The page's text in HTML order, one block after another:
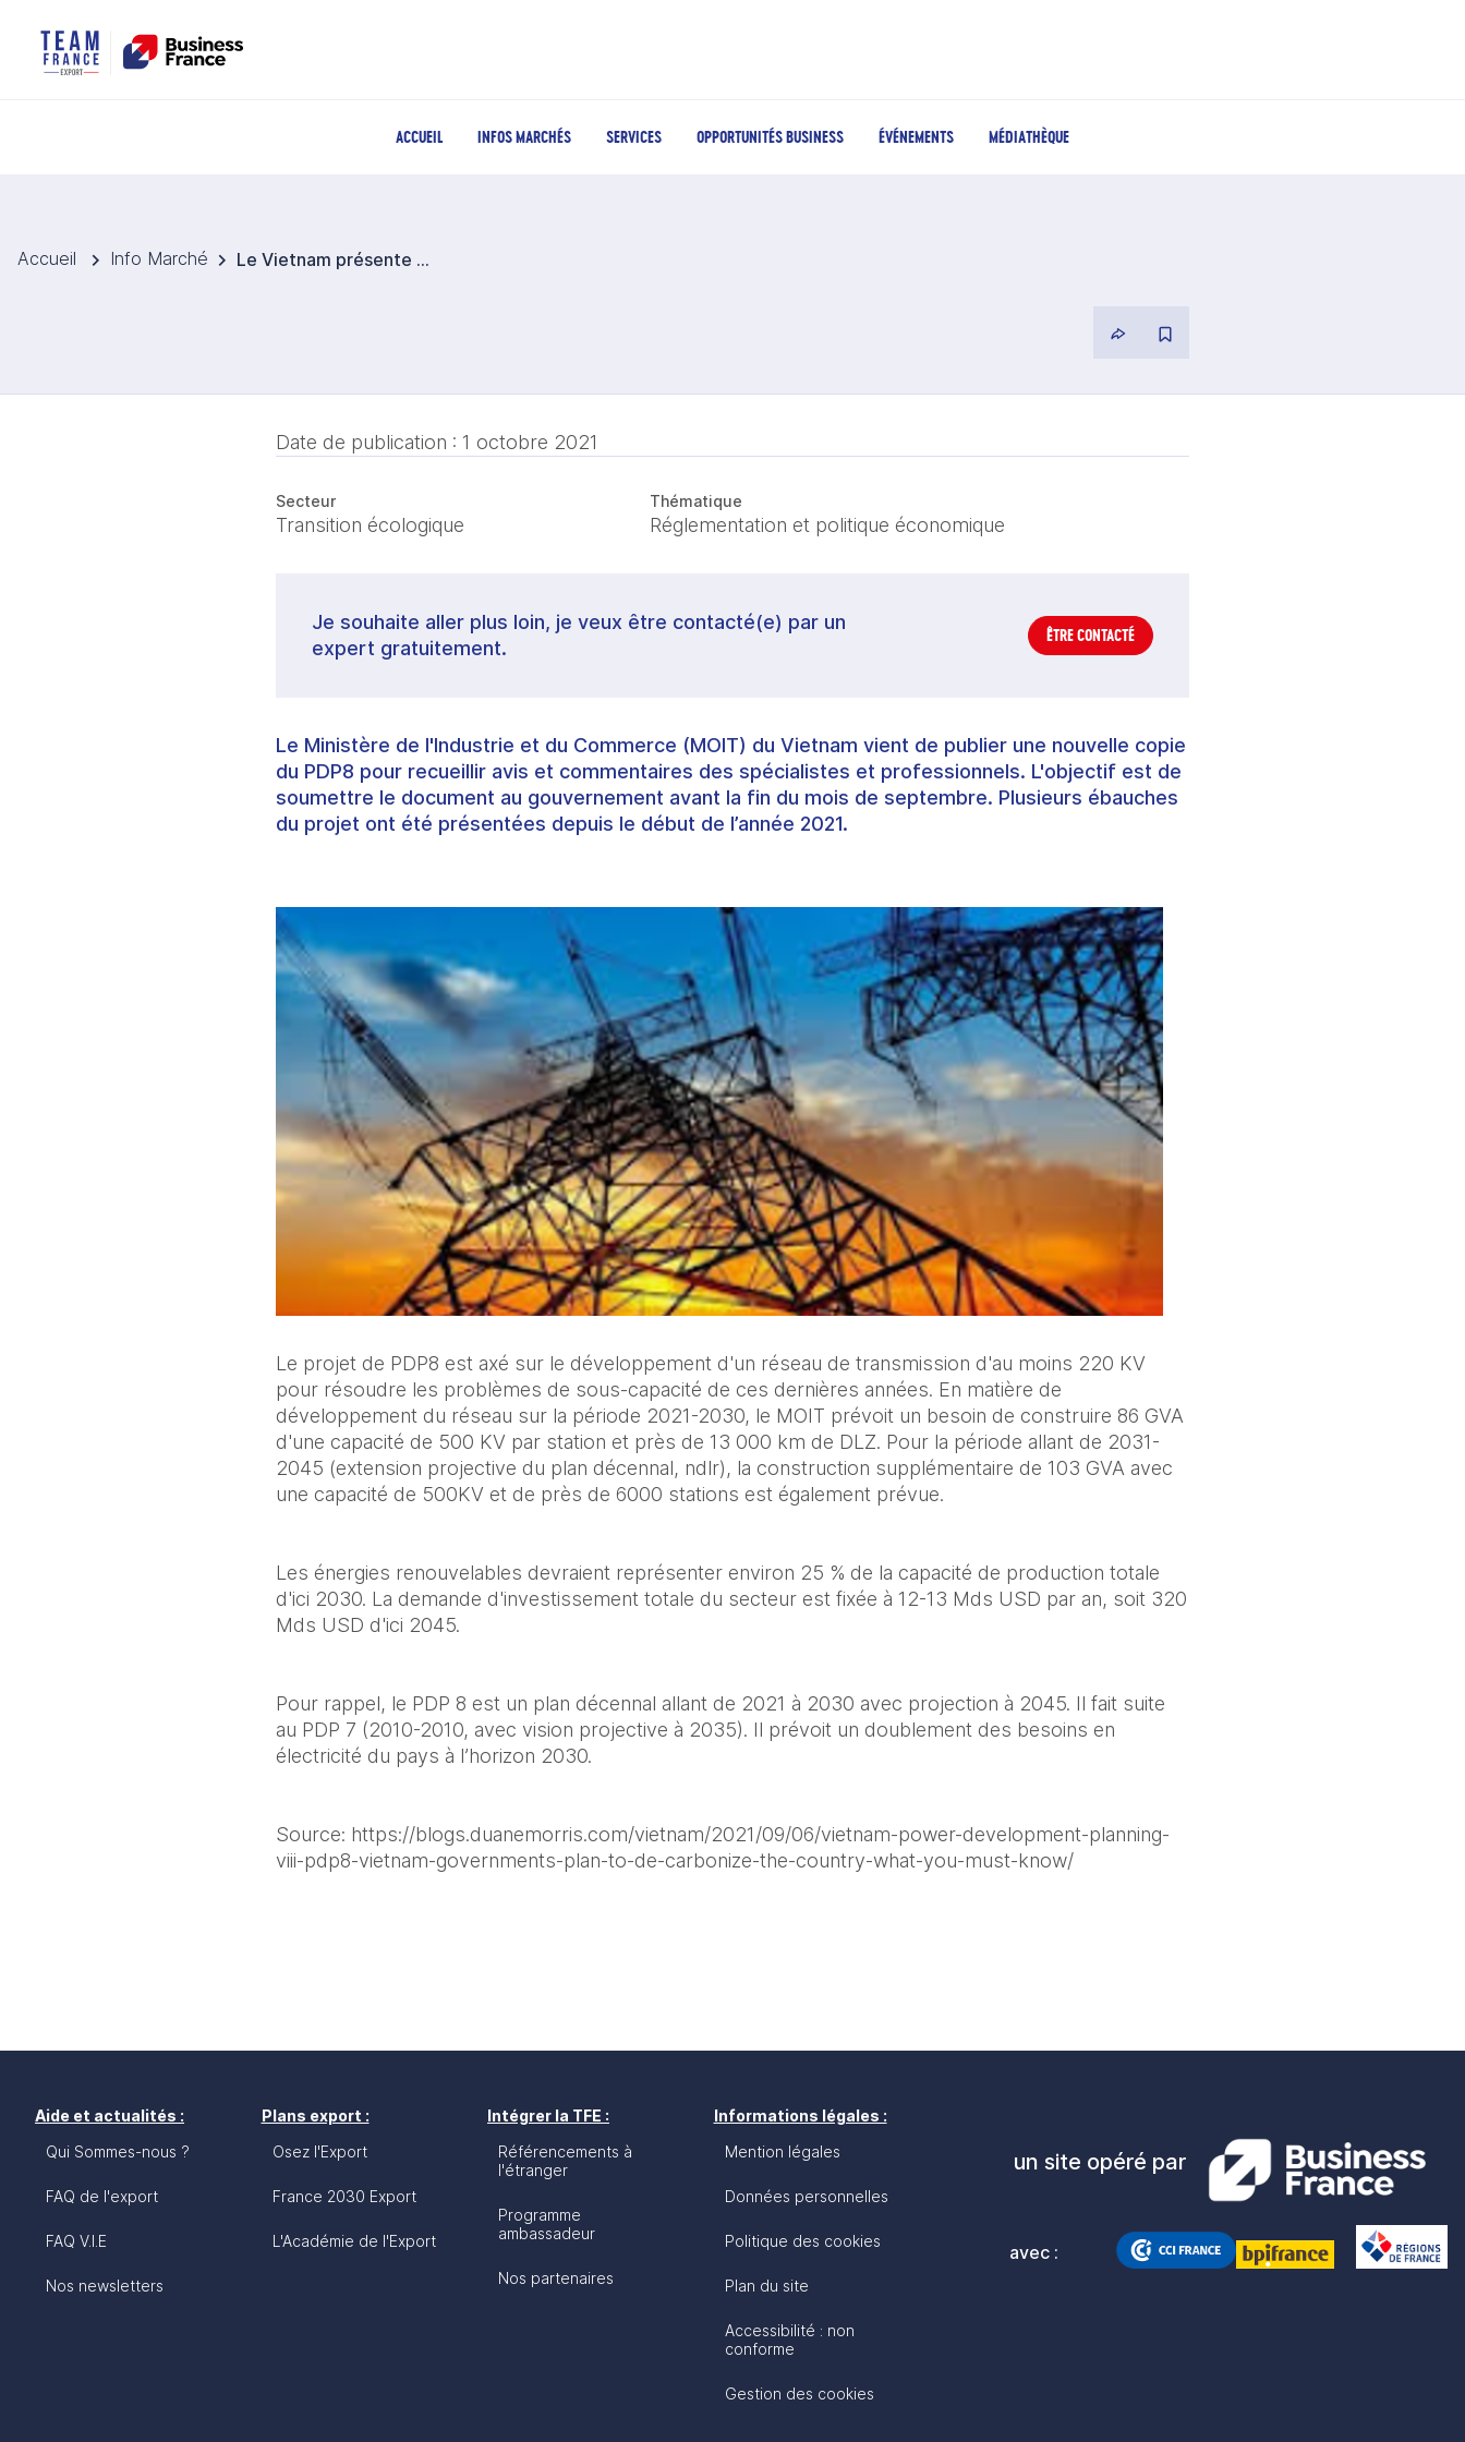
ACCUEIL INFOS MARCHÉS SERVICES OPPORTUNITÉS BUSINESS ÉVÉNEMENTS MÉDIATHÈQUE
Accueil Info Marché Le Vietnam présente une nouvelle copie du 8ème Plan Décennal de l’Energie (Power Development Plan – PDP 8)
Date de publication : 1 octobre 2021
Secteur
Transition écologique
Thématique
Réglementation et politique économique
Je souhaite aller plus loin, je veux être contacté(e) par un
expert gratuitement.
ÊTRE CONTACTÉ
Le Ministère de l'Industrie et du Commerce (MOIT) du Vietnam vient de publier une nouvelle copie
du PDP8 pour recueillir avis et commentaires des spécialistes et professionnels. L'objectif est de
soumettre le document au gouvernement avant la fin du mois de septembre. Plusieurs ébauches
du projet ont été présentées depuis le début de l’année 2021.
Le projet de PDP8 est axé sur le développement d'un réseau de transmission d'au moins 220 KV
pour résoudre les problèmes de sous-capacité de ces dernières années. En matière de
développement du réseau sur la période 2021-2030, le MOIT prévoit un besoin de construire 86 GVA
d'une capacité de 500 KV par station et près de 13 000 km de DLZ. Pour la période allant de 2031-
2045 (extension projective du plan décennal, ndlr), la construction supplémentaire de 103 GVA avec
une capacité de 500KV et de près de 6000 stations est également prévue.
Les énergies renouvelables devraient représenter environ 25 % de la capacité de production totale
d'ici 2030. La demande d'investissement totale du secteur est fixée à 12-13 Mds USD par an, soit 320
Mds USD d'ici 2045.
Pour rappel, le PDP 8 est un plan décennal allant de 2021 à 2030 avec projection à 2045. Il fait suite
au PDP 7 (2010-2010, avec vision projective à 2035). Il prévoit un doublement des besoins en
électricité du pays à l’horizon 2030.
Source: https://blogs.duanemorris.com/vietnam/2021/09/06/vietnam-power-development-planning-
viii-pdp8-vietnam-governments-plan-to-de-carbonize-the-country-what-you-must-know/
Aide et actualités :
Qui Sommes-nous ?
FAQ de l'export
FAQ V.I.E
Nos newsletters
Plans export :
Osez l'Export
France 2030 Export
L'Académie de l'Export
Intégrer la TFE :
Référencements à
l'étranger
Programme
ambassadeur
Nos partenaires
Informations légales :
Mention légales
Données personnelles
Politique des cookies
Plan du site
Accessibilité : non
conforme
Gestion des cookies
un site opéré par
avec :